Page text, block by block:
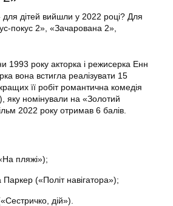
для дітей вийшли у 2022 році? Для
покус 2», «Зачарована 2»,
1993 року акторка і режисерка Енн
вона встигла реалізувати 15
її робіт романтична комедія
яку номінували на «Золотий
2022 року отримав 6 балів.
пляжі»);
(«Політ навігатора»);
дій»).